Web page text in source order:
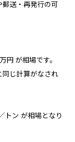
郵送・再発行の可
円 が相場です。
同じ計算がなされ
トン が相場となり